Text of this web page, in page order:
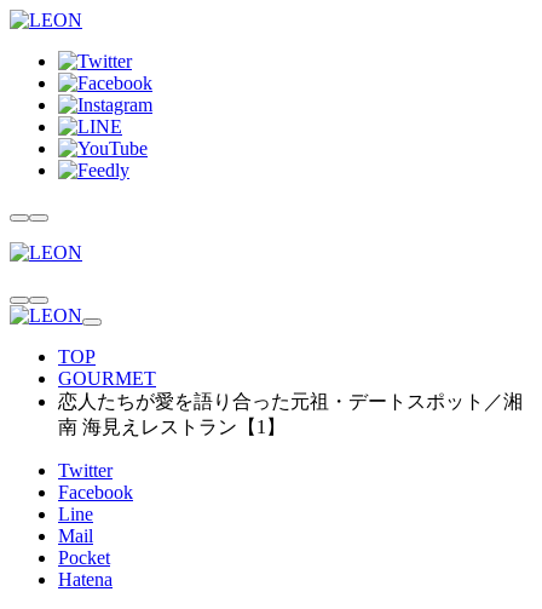
TOP
GOURMET
恋人たちが愛を語り合った元祖・デートスポット／湘
南 海見えレストラン【1】
Twitter
Facebook
Line
Mail
Pocket
Hatena